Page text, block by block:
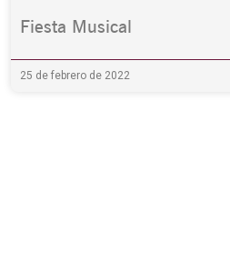
Fiesta Musical
25 de febrero de 2022